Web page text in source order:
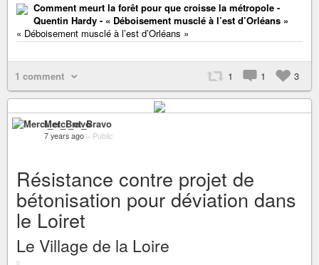
Comment meurt la forêt pour que croisse la métropole -
Quentin Hardy - « Déboisement musclé à l’est d’Orléans »
« Déboisement musclé à l’est d’Orléans »
1 comment 1 1 3
Merci_et_Bravo
7 years ago – Public
Résistance contre projet de
bétonisation pour déviation dans
le Loiret
Le Village de la Loire